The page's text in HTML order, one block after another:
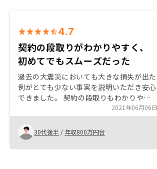
4.7
契約の段取りがわかりやすく、
初めてでもスムーズだった
過去の大震災においても大きな損失が出た
例がとても少ない事実を説明いただき安心
できました。 契約の段取りもわかりやす
く、初めてでもスムーズに進めることがで
きました。契約手続きもリモートで進めら
れるようになるとなお良いと思います。
2021年06月06日
30代後半 / 年収800万円台